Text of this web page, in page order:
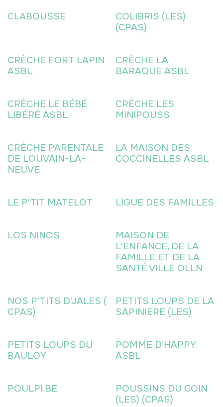
CLABOUSSE
COLIBRIS (LES)
(CPAS)
CRÈCHE FORT LAPIN
ASBL
CRÈCHE LA
BARAQUE ASBL
CRÈCHE LE BÉBÉ
LIBÉRÉ ASBL
CRÈCHE LES
MINIPOUSS
CRÈCHE PARENTALE
DE LOUVAIN-LA-
NEUVE
LA MAISON DES
COCCINELLES ASBL
LE P'TIT MATELOT LIGUE DES FAMILLES
LOS NINOS
MAISON DE
L'ENFANCE, DE LA
FAMILLE ET DE LA
SANTÉ VILLE OLLN
NOS P’TITS D’JALES (
CPAS)
PETITS LOUPS DE LA
SAPINIERE (LES)
PETITS LOUPS DU
BAULOY
POMME D’HAPPY
ASBL
POULPI.BE
POUSSINS DU COIN
(LES) (CPAS)